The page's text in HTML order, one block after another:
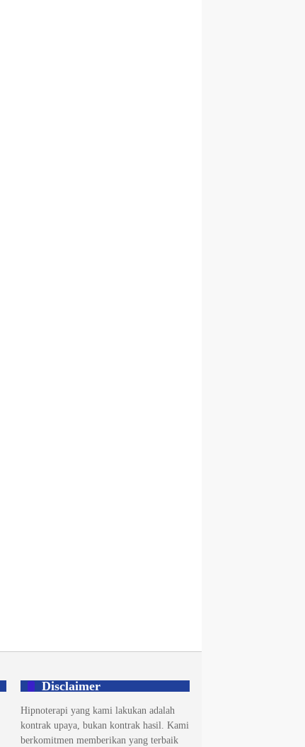
Disclaimer
Hipnoterapi yang kami lakukan adalah
kontrak upaya, bukan kontrak hasil. Kami
berkomitmen memberikan yang terbaik